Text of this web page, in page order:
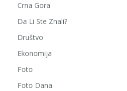
Crna Gora
Da Li Ste Znali?
Društvo
Ekonomija
Foto
Foto Dana